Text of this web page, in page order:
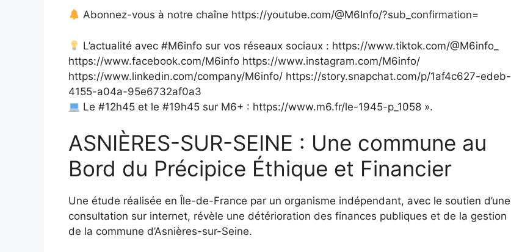
Abonnez-vous à notre chaîne https://youtube.com/@M6Info/?sub_confirmation=
L’actualité avec #M6info sur vos réseaux sociaux : https://www.tiktok.com/@M6info_
https://www.facebook.com/M6info https://www.instagram.com/M6info/
https://www.linkedin.com/company/M6info/ https://story.snapchat.com/p/1af4c627-edeb-
4155-a04a-95e6732af0a3
Le #12h45 et le #19h45 sur M6+ : https://www.m6.fr/le-1945-p_1058 ».
ASNIÈRES-SUR-SEINE : Une commune au
Bord du Précipice Éthique et Financier
Une étude réalisée en Île-de-France par un organisme indépendant, avec le soutien d’une
consultation sur internet, révèle une détérioration des finances publiques et de la gestion
de la commune d’Asnières-sur-Seine.